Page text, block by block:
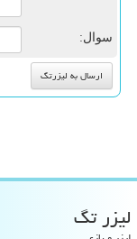
سوال:
لیزر تگ